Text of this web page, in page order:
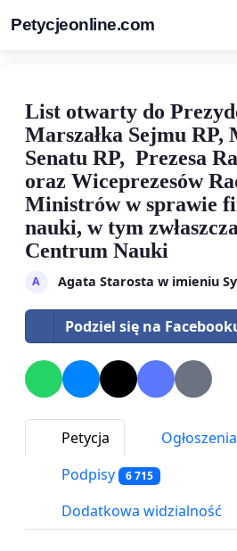
Petycjeonline.com
List otwarty do
Marszałka Sejmu RP,
Senatu RP, Prezesa
oraz Wiceprezesów
Ministrów w sprawie
nauki, w tym
Centrum Nauki
A Agata Starosta w imieniu
Podziel się na
Petycja Ogłoszenia
Podpisy 6 715
Dodatkowa widzialność